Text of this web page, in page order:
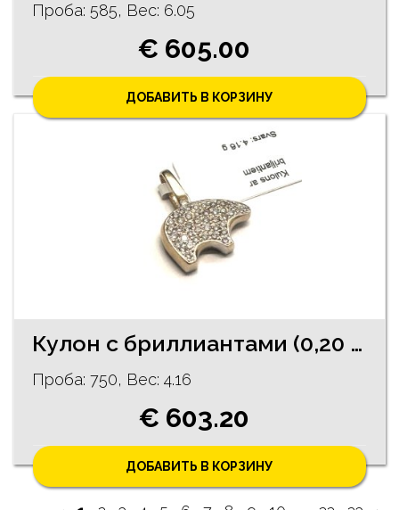
Проба: 585, Bес: 6.05
€ 605.00
ДОБАВИТЬ В КОРЗИНУ
Кулон с бриллиантами (0,20 ct) 2722g2-0751
Проба: 750, Bес: 4.16
€ 603.20
ДОБАВИТЬ В КОРЗИНУ